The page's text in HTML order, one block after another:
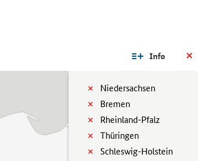
Info
Niedersachsen
Bremen
Rheinland-Pfalz
Thüringen
Schleswig-Holstein